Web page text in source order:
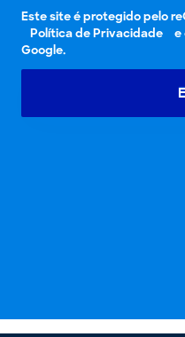
Este site é protegido pelo
Política de Privacidade
e
Google.